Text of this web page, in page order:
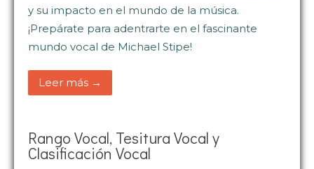
y su impacto en el mundo de la música.
¡Prepárate para adentrarte en el fascinante
mundo vocal de Michael Stipe!
Leer más →
Rango Vocal, Tesitura Vocal y
Clasificación Vocal